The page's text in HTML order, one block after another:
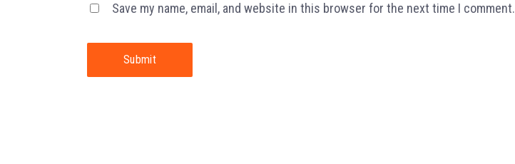
Save my name, email, and website in this browser for the next time I comment.
Submit